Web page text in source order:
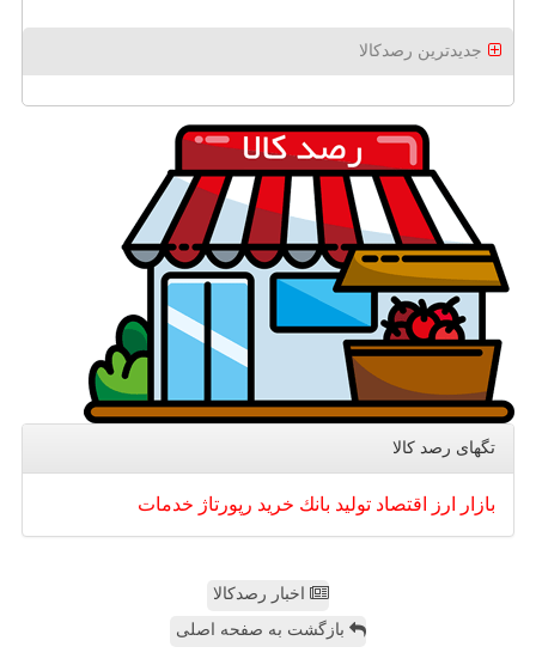
جدیدترین رصدکالا
تگهای رصد كالا
بازار ارز اقتصاد تولید بانك خرید رپورتاژ خدمات
اخبار رصدکالا
بازگشت به صفحه اصلی